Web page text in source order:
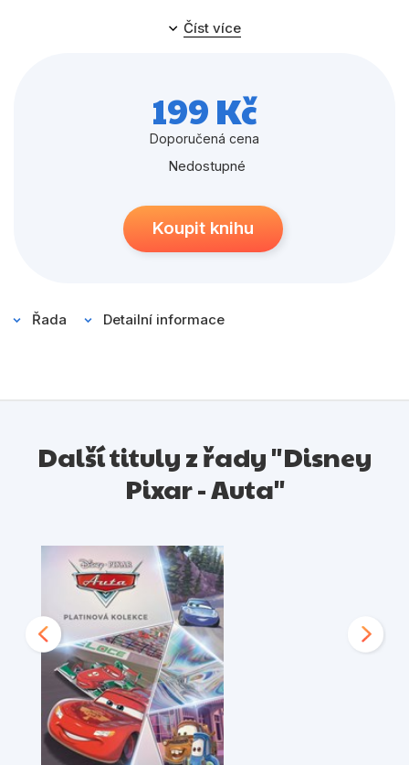
Populárně - naučné pro děti
Příroda a zahrada
Společnost, politika
Umění a kultura
Young adult
arény nebo si založ vlastní kapelu! S Burákem a
Bleskem se nikdy nebudeš nudit!
Číst více
199 Kč
Doporučená cena
Nedostupné
Koupit knihu
Řada Detailní informace
Další tituly z řady "Disney
Pixar - Auta"